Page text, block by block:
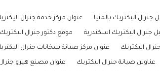
جنرال اليكتريك بالمنيا عنوان مركز خدمة جنرال
جنرال اليكتريك اسكندرية موقع دكتور جنرال اليكتريك
اليكتريك عنوان مركز صيانة سخانات جنرال
عناوين صيانة جنرال اليكتريك عنوان مصنع هيرو